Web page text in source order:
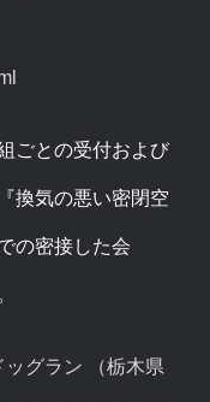
ごとの受付および
換気の悪い密閉空
の密接した会
グラン （栃木県